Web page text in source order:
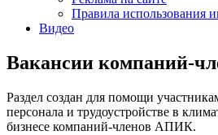
Правила использования
Видео
Вакансии компаний-
Раздел создан для помощи
персонала и трудоустройстве в
бизнесе компаний-членов АПИК.